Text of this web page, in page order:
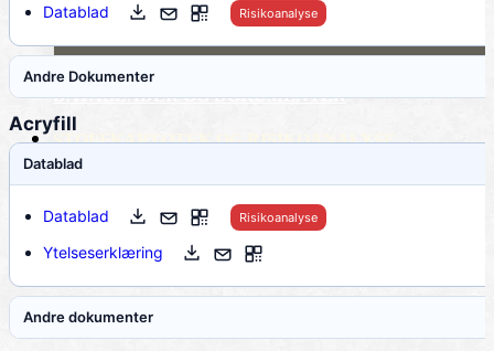
DATABLADER OG DOKUMENTER
STOFFKARTOTEK OG RISIKOANALYSE
LOGG INN
Datablad Risikoanalyse
Andre Dokumenter
Acryfill
Datablad
Datablad Risikoanalyse
Ytelseserklæring
Andre dokumenter